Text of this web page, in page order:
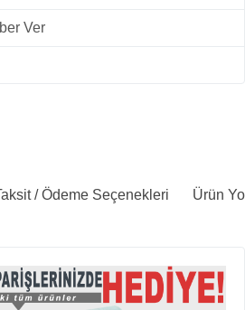
Ver
/ Ödeme Seçenekleri Ürün